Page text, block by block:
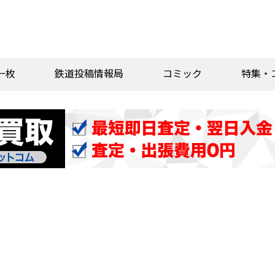
枚 鉄道投稿情報局 コミック 特集・